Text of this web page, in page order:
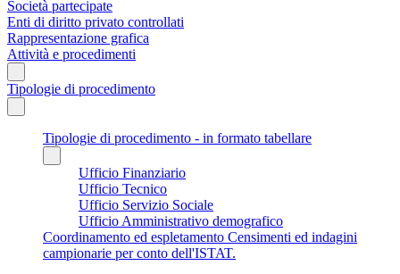
Società partecipate
Enti di diritto privato controllati
Rappresentazione grafica
Attività e procedimenti
Tipologie di procedimento
Tipologie di procedimento - in formato tabellare
Ufficio Finanziario
Ufficio Tecnico
Ufficio Servizio Sociale
Ufficio Amministrativo demografico
Coordinamento ed espletamento Censimenti ed indagini
campionarie per conto dell'ISTAT.